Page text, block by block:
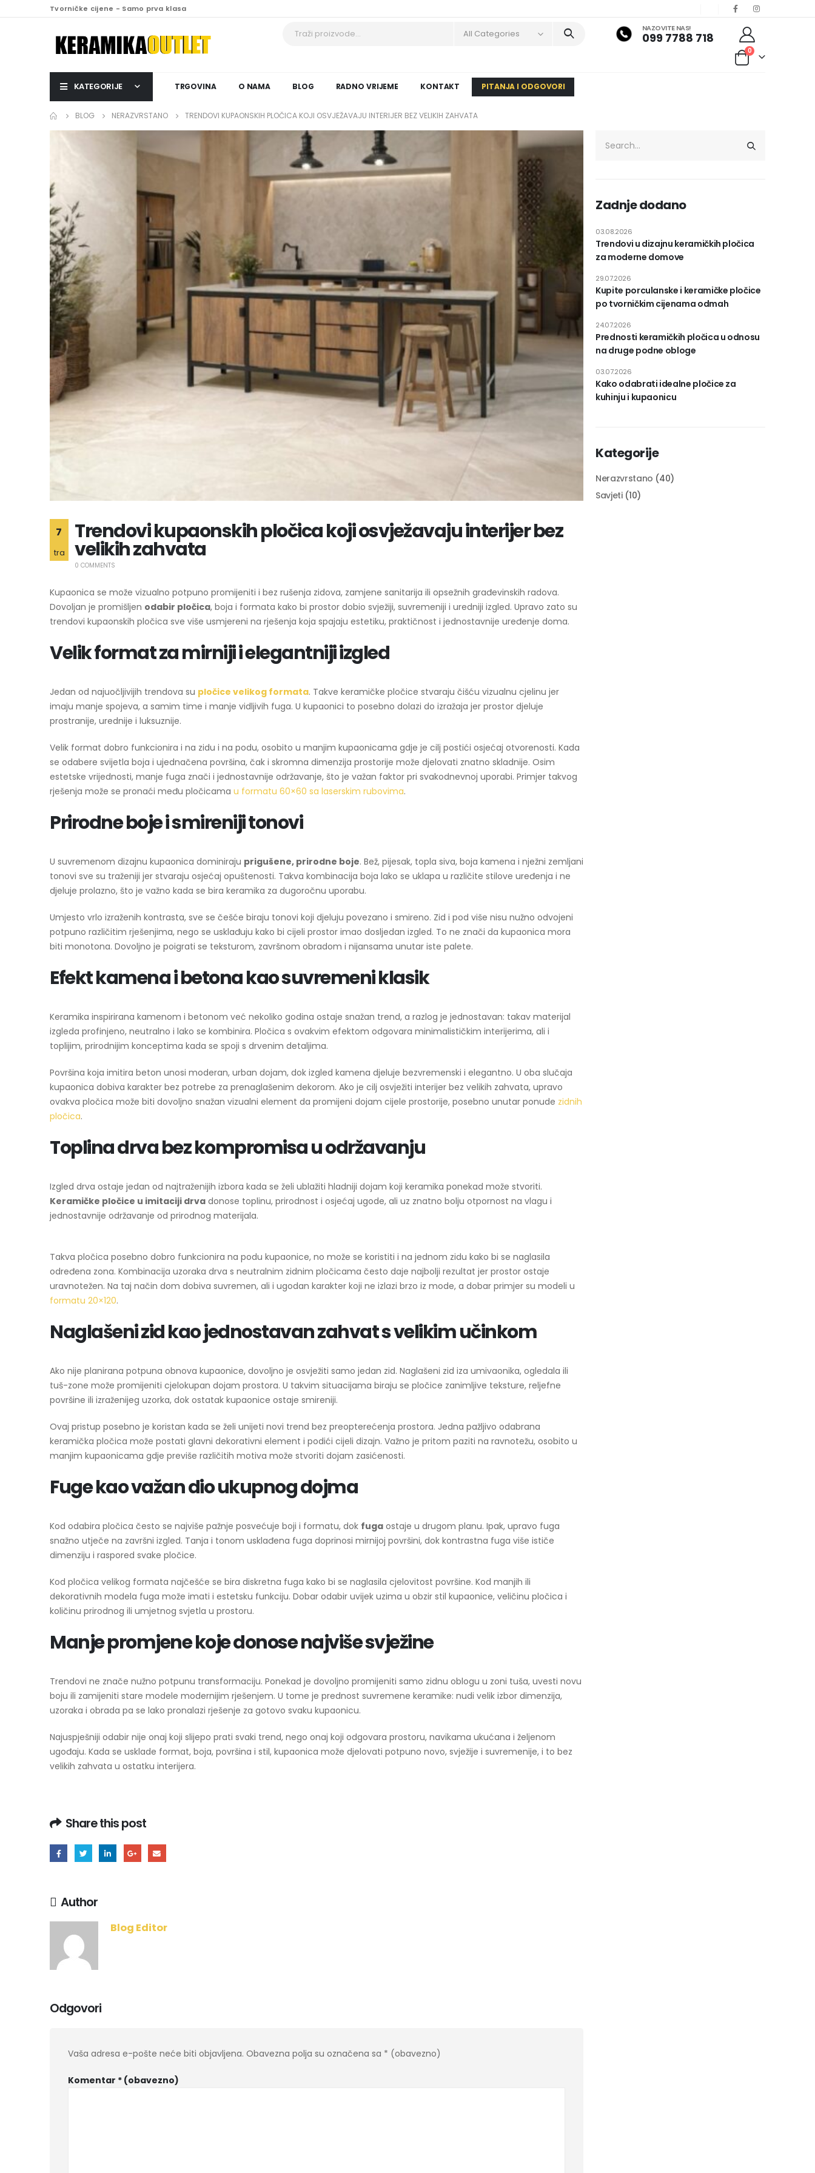
Tvorničke cijene - Samo prva klasa
All Categories NAZOVITE NAS!
099 7788 718
0
KATEGORIJE TRGOVINA O NAMA BLOG RADNO VRIJEME KONTAKT PITANJA I ODGOVORI
BLOG NERAZVRSTANO TRENDOVI KUPAONSKIH PLOČICA KOJI OSVJEŽAVAJU INTERIJER BEZ VELIKIH ZAHVATA
7
tra
Trendovi kupaonskih pločica koji osvježavaju interijer bez
velikih zahvata
0 COMMENTS
Kupaonica se može vizualno potpuno promijeniti i bez rušenja zidova, zamjene sanitarija ili opsežnih građevinskih radova.
Dovoljan je promišljen odabir pločica, boja i formata kako bi prostor dobio svježiji, suvremeniji i uredniji izgled. Upravo zato su
trendovi kupaonskih pločica sve više usmjereni na rješenja koja spajaju estetiku, praktičnost i jednostavnije uređenje doma.
Velik format za mirniji i elegantniji izgled
Jedan od najuočljivijih trendova su pločice velikog formata. Takve keramičke pločice stvaraju čišću vizualnu cjelinu jer
imaju manje spojeva, a samim time i manje vidljivih fuga. U kupaonici to posebno dolazi do izražaja jer prostor djeluje
prostranije, urednije i luksuznije.
Velik format dobro funkcionira i na zidu i na podu, osobito u manjim kupaonicama gdje je cilj postići osjećaj otvorenosti. Kada
se odabere svijetla boja i ujednačena površina, čak i skromna dimenzija prostorije može djelovati znatno skladnije. Osim
estetske vrijednosti, manje fuga znači i jednostavnije održavanje, što je važan faktor pri svakodnevnoj uporabi. Primjer takvog
rješenja može se pronaći među pločicama u formatu 60×60 sa laserskim rubovima.
Prirodne boje i smireniji tonovi
U suvremenom dizajnu kupaonica dominiraju prigušene, prirodne boje. Bež, pijesak, topla siva, boja kamena i nježni zemljani
tonovi sve su traženiji jer stvaraju osjećaj opuštenosti. Takva kombinacija boja lako se uklapa u različite stilove uređenja i ne
djeluje prolazno, što je važno kada se bira keramika za dugoročnu uporabu.
Umjesto vrlo izraženih kontrasta, sve se češće biraju tonovi koji djeluju povezano i smireno. Zid i pod više nisu nužno odvojeni
potpuno različitim rješenjima, nego se usklađuju kako bi cijeli prostor imao dosljedan izgled. To ne znači da kupaonica mora
biti monotona. Dovoljno je poigrati se teksturom, završnom obradom i nijansama unutar iste palete.
Efekt kamena i betona kao suvremeni klasik
Keramika inspirirana kamenom i betonom već nekoliko godina ostaje snažan trend, a razlog je jednostavan: takav materijal
izgleda profinjeno, neutralno i lako se kombinira. Pločica s ovakvim efektom odgovara minimalističkim interijerima, ali i
toplijim, prirodnijim konceptima kada se spoji s drvenim detaljima.
Površina koja imitira beton unosi moderan, urban dojam, dok izgled kamena djeluje bezvremenski i elegantno. U oba slučaja
kupaonica dobiva karakter bez potrebe za prenaglašenim dekorom. Ako je cilj osvježiti interijer bez velikih zahvata, upravo
ovakva pločica može biti dovoljno snažan vizualni element da promijeni dojam cijele prostorije, posebno unutar ponude zidnih
pločica.
Toplina drva bez kompromisa u održavanju
Izgled drva ostaje jedan od najtraženijih izbora kada se želi ublažiti hladniji dojam koji keramika ponekad može stvoriti.
Keramičke pločice u imitaciji drva donose toplinu, prirodnost i osjećaj ugode, ali uz znatno bolju otpornost na vlagu i
jednostavnije održavanje od prirodnog materijala.
Takva pločica posebno dobro funkcionira na podu kupaonice, no može se koristiti i na jednom zidu kako bi se naglasila
određena zona. Kombinacija uzoraka drva s neutralnim zidnim pločicama često daje najbolji rezultat jer prostor ostaje
uravnotežen. Na taj način dom dobiva suvremen, ali i ugodan karakter koji ne izlazi brzo iz mode, a dobar primjer su modeli u
formatu 20×120.
Naglašeni zid kao jednostavan zahvat s velikim učinkom
Ako nije planirana potpuna obnova kupaonice, dovoljno je osvježiti samo jedan zid. Naglašeni zid iza umivaonika, ogledala ili
tuš-zone može promijeniti cjelokupan dojam prostora. U takvim situacijama biraju se pločice zanimljive teksture, reljefne
površine ili izraženijeg uzorka, dok ostatak kupaonice ostaje smireniji.
Ovaj pristup posebno je koristan kada se želi unijeti novi trend bez preopterećenja prostora. Jedna pažljivo odabrana
keramička pločica može postati glavni dekorativni element i podići cijeli dizajn. Važno je pritom paziti na ravnotežu, osobito u
manjim kupaonicama gdje previše različitih motiva može stvoriti dojam zasićenosti.
Fuge kao važan dio ukupnog dojma
Kod odabira pločica često se najviše pažnje posvećuje boji i formatu, dok fuga ostaje u drugom planu. Ipak, upravo fuga
snažno utječe na završni izgled. Tanja i tonom usklađena fuga doprinosi mirnijoj površini, dok kontrastna fuga više ističe
dimenziju i raspored svake pločice.
Kod pločica velikog formata najčešće se bira diskretna fuga kako bi se naglasila cjelovitost površine. Kod manjih ili
dekorativnih modela fuga može imati i estetsku funkciju. Dobar odabir uvijek uzima u obzir stil kupaonice, veličinu pločica i
količinu prirodnog ili umjetnog svjetla u prostoru.
Manje promjene koje donose najviše svježine
Trendovi ne znače nužno potpunu transformaciju. Ponekad je dovoljno promijeniti samo zidnu oblogu u zoni tuša, uvesti novu
boju ili zamijeniti stare modele modernijim rješenjem. U tome je prednost suvremene keramike: nudi velik izbor dimenzija,
uzoraka i obrada pa se lako pronalazi rješenje za gotovo svaku kupaonicu.
Najuspješniji odabir nije onaj koji slijepo prati svaki trend, nego onaj koji odgovara prostoru, navikama ukućana i željenom
ugođaju. Kada se usklade format, boja, površina i stil, kupaonica može djelovati potpuno novo, svježije i suvremenije, i to bez
velikih zahvata u ostatku interijera.
Share this post
Author
Blog Editor
Odgovori
Vaša adresa e-pošte neće biti objavljena. Obavezna polja su označena sa * (obavezno)
Komentar * (obavezno)
Zadnje dodano
Trendovi u dizajnu keramičkih pločica
za moderne domove
03.08.2026
Kupite porculanske i keramičke pločice
po tvorničkim cijenama odmah
29.07.2026
Prednosti keramičkih pločica u odnosu
na druge podne obloge
24.07.2026
Kako odabrati idealne pločice za
kuhinju i kupaonicu
03.07.2026
Kategorije
Nerazvrstano (40)
Savjeti(10)